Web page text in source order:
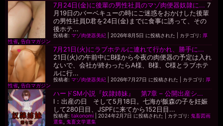
7月24日(金)に後輩の男性社員のマゾ肉便器奴隷に... 7
月19日のバーベキューの時にご迷惑をおかけした後輩
の男性社員D君を24日(金)までに食事に誘って、その
後ホテ...
投稿者:マゾ肉便器美紀 |2026年8月5日 に投稿された カテゴリ: 厚
性省,告白マガジン
7月21日(火)にラブホテルに連れて行かれ、勝手に...
21日(火)の午前中にB様から今夜の肉便器の予定は入れ
ないで、会社が終わったらA様、B様、C様とラブホテ
ルに行...
投稿者:マゾ肉便器美紀 |2026年7月27日 に投稿された カテゴリ: 厚
性省,告白マガジン
ハードSM小説『奴隷姉妹』 第7章 – 公開出産シ...
I：出産の日 そして5月18日。七海が飯森の子を妊娠
して280日目、JSPFに来てから152日目...
投稿者:takonomi |2024年2月7日 に投稿された カテゴリ: 鬼畜図画
選集, 鬼畜文学選集